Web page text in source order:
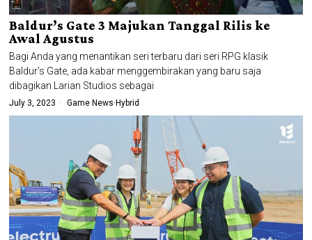
Baldur’s Gate 3 Majukan Tanggal Rilis ke
Awal Agustus
Bagi Anda yang menantikan seri terbaru dari seri RPG klasik
Baldur’s Gate, ada kabar menggembirakan yang baru saja
dibagikan Larian Studios sebagai
July 3, 2023 Game News·Hybrid